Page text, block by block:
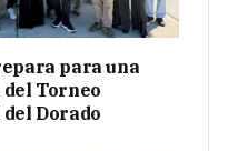
para una
Torneo
Dorado